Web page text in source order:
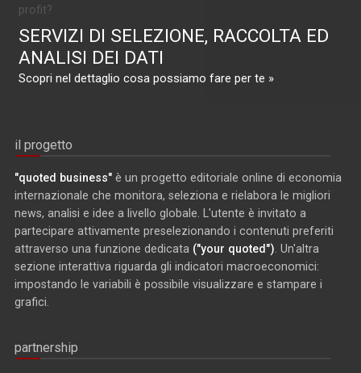
profit?
SERVIZI DI SELEZIONE, RACCOLTA ED
ANALISI DEI DATI
Scopri nel dettaglio cosa possiamo fare per te »
il progetto
"quoted business" è un progetto editoriale online di economia
internazionale che monitora, seleziona e rielabora le migliori
news, analisi e idee a livello globale. L'utente è invitato a
partecipare attivamente preselezionando i contenuti preferiti
attraverso una funzione dedicata ("your quoted"). Un'altra
sezione interattiva riguarda gli indicatori macroeconomici:
impostando le variabili è possibile visualizzare e stampare i
grafici.
partnership